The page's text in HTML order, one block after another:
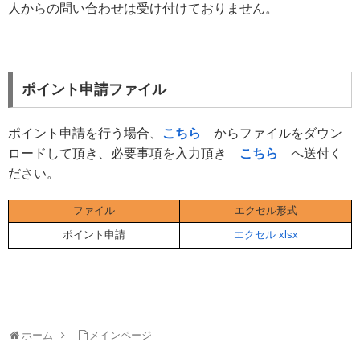
人からの問い合わせは受け付けておりません。
ポイント申請ファイル
ポイント申請を行う場合、 こちら
からファイルをダウン
ロードして頂き、必要事項を入力頂き
こちら
へ送付く
ださい。
ファイル
エクセル形式
ポイント申請
エクセル xlsx
ホーム メインページ